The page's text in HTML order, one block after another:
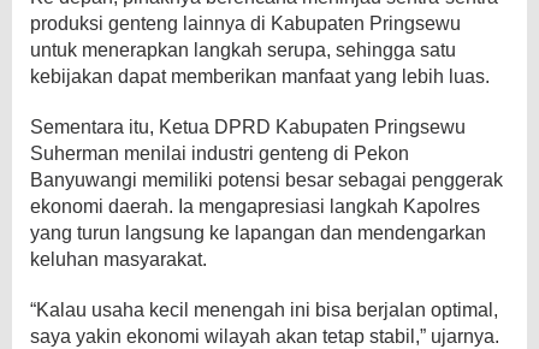
produksi genteng lainnya di Kabupaten Pringsewu
untuk menerapkan langkah serupa, sehingga satu
kebijakan dapat memberikan manfaat yang lebih luas.
Sementara itu, Ketua DPRD Kabupaten Pringsewu
Suherman menilai industri genteng di Pekon
Banyuwangi memiliki potensi besar sebagai penggerak
ekonomi daerah. Ia mengapresiasi langkah Kapolres
yang turun langsung ke lapangan dan mendengarkan
keluhan masyarakat.
“Kalau usaha kecil menengah ini bisa berjalan optimal,
saya yakin ekonomi wilayah akan tetap stabil,” ujarnya.